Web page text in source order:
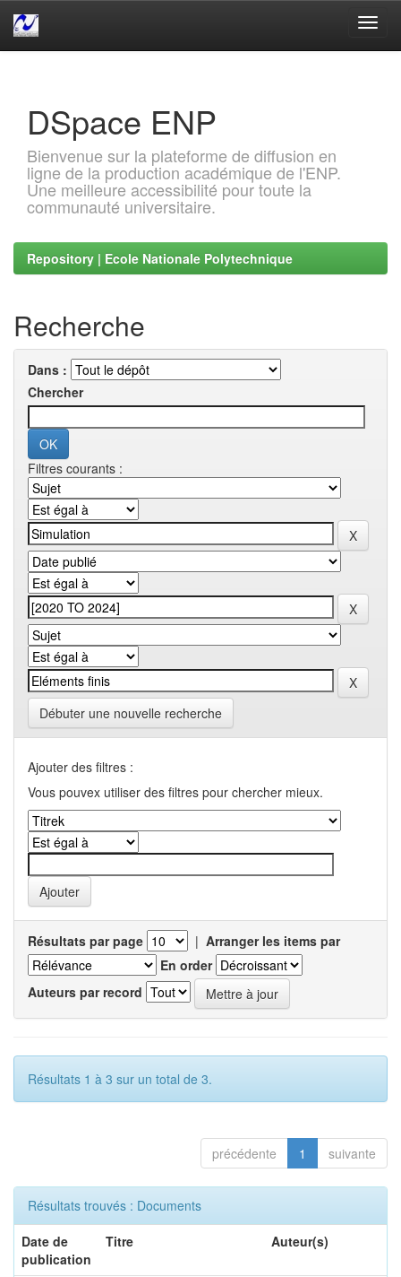
DSpace ENP
Bienvenue sur la plateforme de diffusion en
ligne de la production académique de l'ENP.
Une meilleure accessibilité pour toute la
communauté universitaire.
Repository | Ecole Nationale Polytechnique
Recherche
Dans :
Chercher
Filtres courants :
Débuter une nouvelle recherche
Ajouter des filtres :
Vous pouvex utiliser des filtres pour chercher mieux.
Résultats par page | Arranger les items par
En order
Auteurs par record
Résultats 1 à 3 sur un total de 3.
précédente 1 suivante
Résultats trouvés : Documents
Date de
publication
Titre Auteur(s)